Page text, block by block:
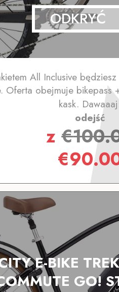
ODKRYĆ
All Inclusive
Oferta obejmuje bikepass
kask.
odejść
z€
€
E-BIKE
GO!